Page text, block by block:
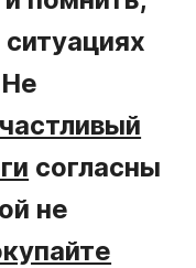
согласны
не